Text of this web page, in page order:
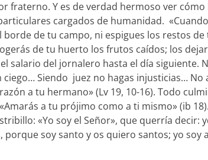
fraterno. Y es de verdad hermoso ver
cargados de humanidad.
de tu campo, ni espigues los restos
de tu huerto los frutos caídos; los
salario del jornalero hasta el día siguiente.
Siendo juez no hagas injusticias… No
a tu hermano» (Lv 19, 10-16). Todo
a tu prójimo como a ti mismo» (ib
«Yo soy el Señor», que querría decir:
porque soy santo y os quiero santos; yo